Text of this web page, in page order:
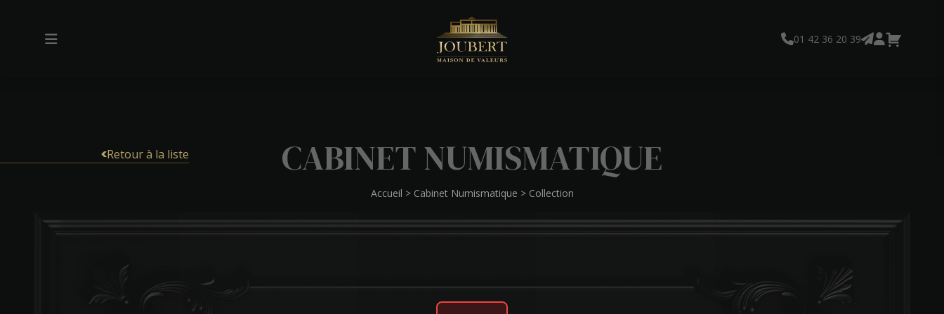
01 42 36 20 39
CABINET NUMISMATIQUE
Accueil > Cabinet Numismatique > Collection
Retour à la liste